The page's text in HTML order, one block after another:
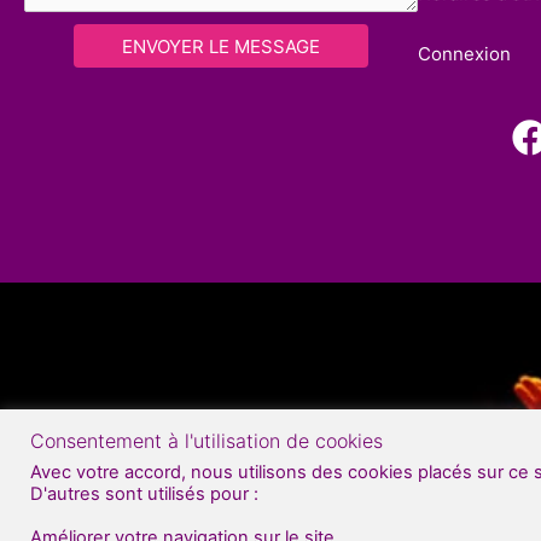
ENVOYER LE MESSAGE Connexion
Consentement à l'utilisation de cookies
Avec votre accord, nous utilisons des cookies placés sur
D'autres sont utilisés pour :